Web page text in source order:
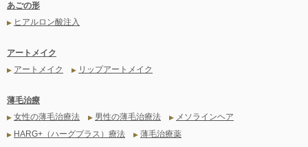
あごの形
▶ ヒアルロン酸注入
アートメイク
▶ アートメイク ▶ リップアートメイク
薄毛治療
▶ 女性の薄毛治療法 ▶ 男性の薄毛治療法 ▶ メソラインヘア
▶ HARG+（ハーグプラス）療法 ▶ 薄毛治療薬